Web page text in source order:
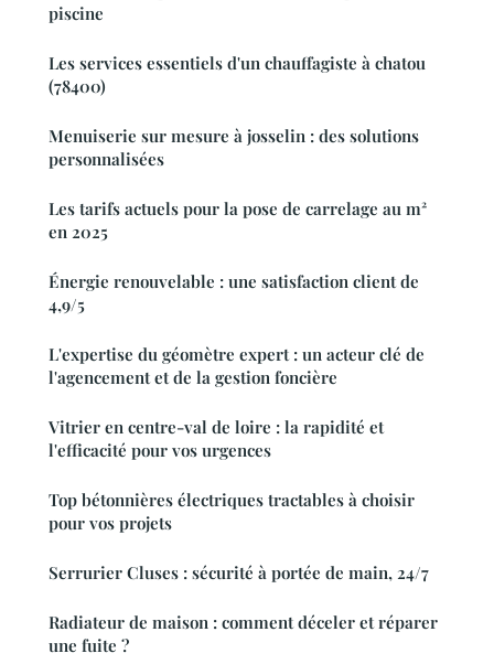
piscine
Les services essentiels d'un chauffagiste à chatou
(78400)
Menuiserie sur mesure à josselin : des solutions
personnalisées
Les tarifs actuels pour la pose de carrelage au m²
en 2025
Énergie renouvelable : une satisfaction client de
4,9/5
L'expertise du géomètre expert : un acteur clé de
l'agencement et de la gestion foncière
Vitrier en centre-val de loire : la rapidité et
l'efficacité pour vos urgences
Top bétonnières électriques tractables à choisir
pour vos projets
Serrurier Cluses : sécurité à portée de main, 24/7
Radiateur de maison : comment déceler et réparer
une fuite ?